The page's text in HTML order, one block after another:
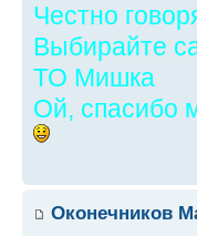
Честно
Выбирайте
ТО Мишка
Ой, спасибо
Оконечников